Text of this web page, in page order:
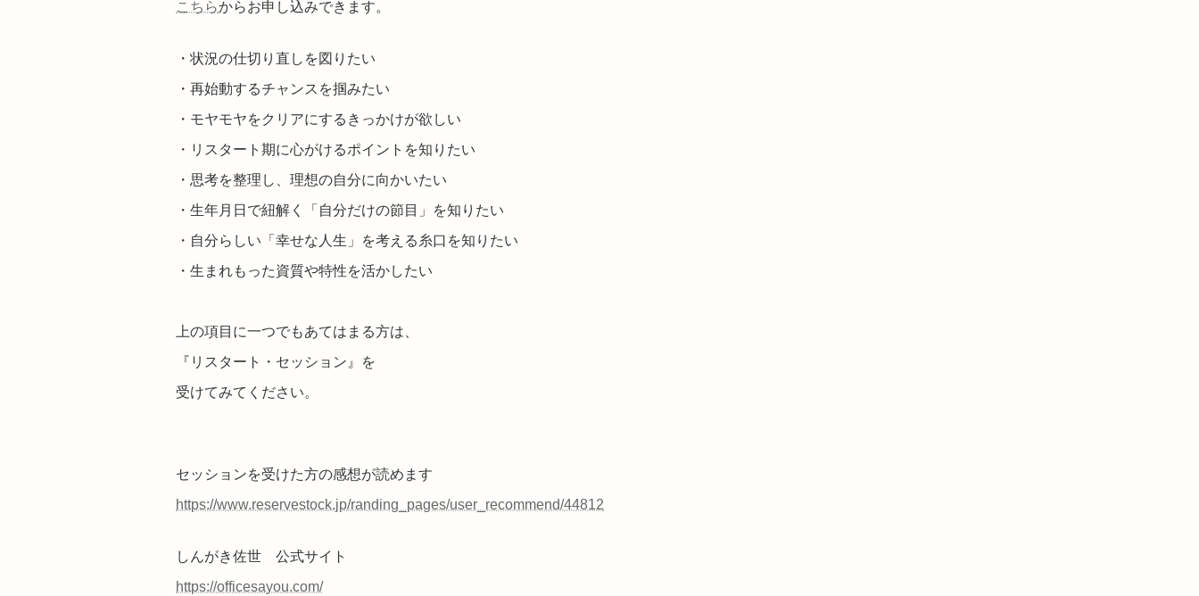
こちらからお申し込みできます。
・状況の仕切り直しを図りたい
・再始動するチャンスを掴みたい
・モヤモヤをクリアにするきっかけが欲しい
・リスタート期に心がけるポイントを知りたい
・思考を整理し、理想の自分に向かいたい
・生年月日で紐解く「自分だけの節目」を知りたい
・自分らしい「幸せな人生」を考える糸口を知りたい
・生まれもった資質や特性を活かしたい
上の項目に一つでもあてはまる方は、
『リスタート・セッション』を
受けてみてください。
セッションを受けた方の感想が読めます
https://www.reservestock.jp/randing_pages/user_recommend/44812
しんがき佐世 公式サイト
https://officesayou.com/